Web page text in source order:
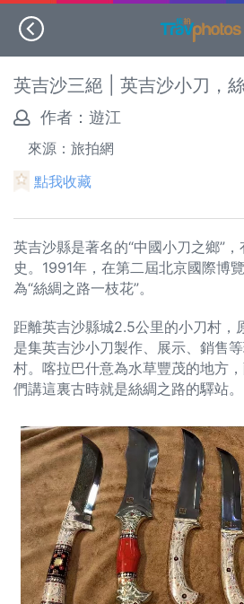
英吉沙三絕 | 英吉沙小刀，
作者： 遊江
來源：旅拍網
點我收藏
英吉沙縣是著名的“中國小刀之鄉”
史。1991年，在第二屆北京國際博
為“絲綢之路一枝花”。
距離英吉沙縣城2.5公里的小刀村，
是集英吉沙小刀製作、展示、銷售
村。喀拉巴什意為水草豐茂的地方
們講這裏古時就是絲綢之路的驛站。